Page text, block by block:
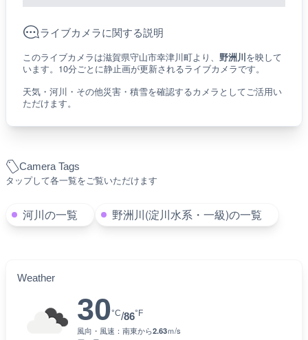
Camera Tags
タップして各一覧をご覧いただけます
河川の一覧 野洲川(淀川水系・一級)の一覧
Weather
30°C/86°F
風向・風速： 南東から2.63ｍ/s
ライブカメラに関する説明
このライブカメラは滋賀県守山市幸津川町より、 野洲川を映して
います。10分ごとに静止画が更新されるライブカメラです。
天気・河川・その他災害・積雪を確認するカメラとしてご活用い
ただけます。